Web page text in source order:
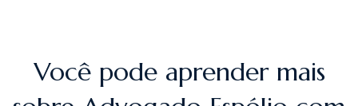
Você pode aprender mais